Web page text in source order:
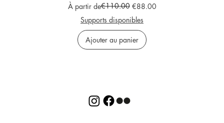
À partir de
Prix original€110.00 €88.00
Prix promotionnel
Supports disponibles
Ajouter au panier